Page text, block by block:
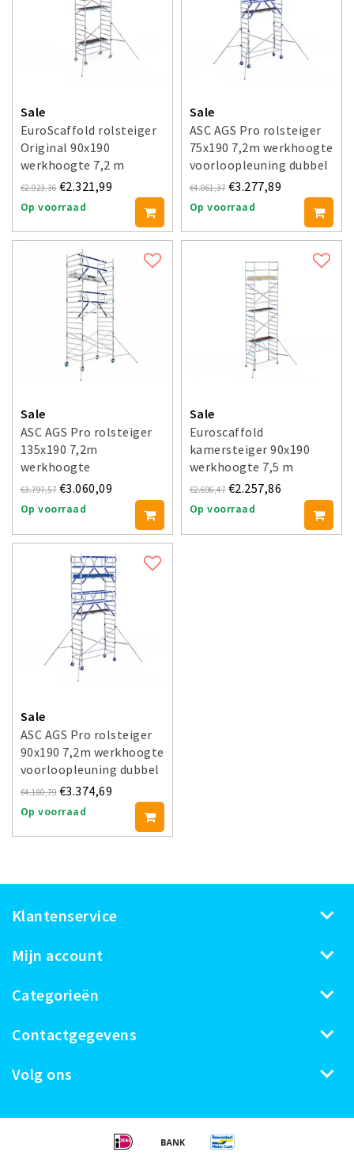
Sale
EuroScaffold rolsteiger
Original 90x190
werkhoogte 7,2 m
€2.923,36 €2.321,99
Op voorraad
Sale
ASC AGS Pro rolsteiger
75x190 7,2m werkhoogte
voorloopleuning dubbel
€4.061,37 €3.277,89
Op voorraad
Sale
ASC AGS Pro rolsteiger
135x190 7,2m
werkhoogte
voorloopleuning enkel
€3.797,57 €3.060,09
Op voorraad
Sale
Euroscaffold
kamersteiger 90x190
werkhoogte 7,5 m
€2.696,47 €2.257,86
Op voorraad
Sale
ASC AGS Pro rolsteiger
90x190 7,2m werkhoogte
voorloopleuning dubbel
€4.180,79 €3.374,69
Op voorraad
Klantenservice
Mijn account
Categorieën
Contactgegevens
Volg ons